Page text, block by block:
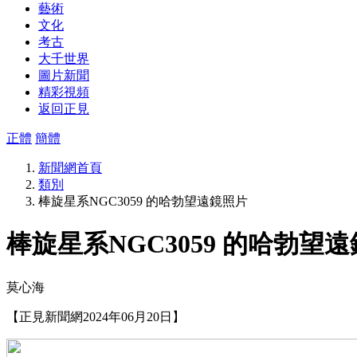
藝術
文化
考古
大千世界
圖片新聞
精彩視頻
返回正見
正體 簡體
新聞網首頁
類別
棒旋星系NGC3059 的哈勃望遠鏡照片
棒旋星系NGC3059 的哈勃望
莫心海
【正見新聞網2024年06月20日】